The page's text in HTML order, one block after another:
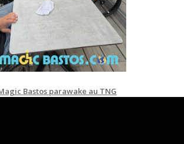
Bastos parawake au TNG